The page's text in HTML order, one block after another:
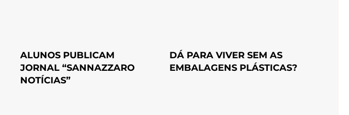
ALUNOS PUBLICAM
JORNAL “SANNAZZARO
NOTÍCIAS”
DÁ PARA VIVER SEM AS
EMBALAGENS PLÁSTICAS?